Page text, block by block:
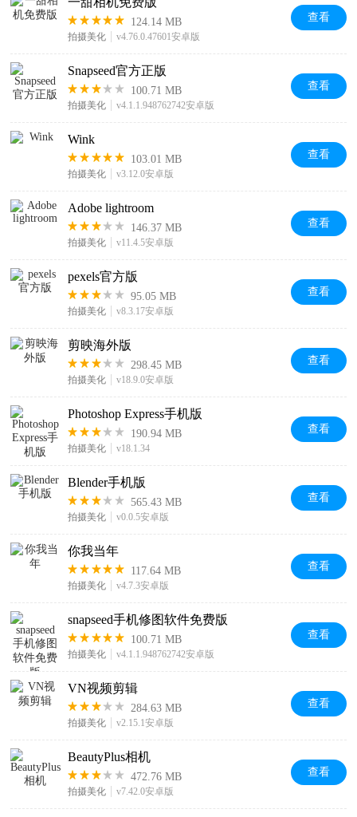
124.14 MB
拍摄美化 v4.76.0.47601安卓版
查看
Snapseed官方正版
100.71 MB
拍摄美化 v4.1.1.948762742安卓版
查看
Wink
103.01 MB
拍摄美化 v3.12.0安卓版
查看
Adobe lightroom
146.37 MB
拍摄美化 v11.4.5安卓版
查看
pexels官方版
95.05 MB
拍摄美化 v8.3.17安卓版
查看
剪映海外版
298.45 MB
拍摄美化 v18.9.0安卓版
查看
Photoshop Express手机版
190.94 MB
拍摄美化 v18.1.34
查看
Blender手机版
565.43 MB
拍摄美化 v0.0.5安卓版
查看
你我当年
117.64 MB
拍摄美化 v4.7.3安卓版
查看
snapseed手机修图软件免费版
100.71 MB
拍摄美化 v4.1.1.948762742安卓版
查看
VN视频剪辑
284.63 MB
拍摄美化 v2.15.1安卓版
查看
BeautyPlus相机
472.76 MB
拍摄美化 v7.42.0安卓版
查看